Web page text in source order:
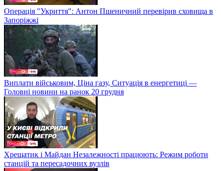
Операція "Укриття": Антон Пшеничний перевірив сховища в
Запоріжжі
Виплати військовим, Ціна газу, Ситуація в енергетиці —
Головні новини на ранок 20 грудня
Хрещатик і Майдан Незалежності працюють: Режим роботи
станцій та пересадочних вузлів